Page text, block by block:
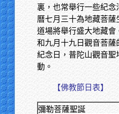
裏，也常舉行一些紀
曆七月三十為地藏菩
道場將舉行盛大地藏
和九月十九日觀音菩薩
紀念日，普陀山觀音聖
動。
【佛教節日表】
彌勒菩薩聖誕